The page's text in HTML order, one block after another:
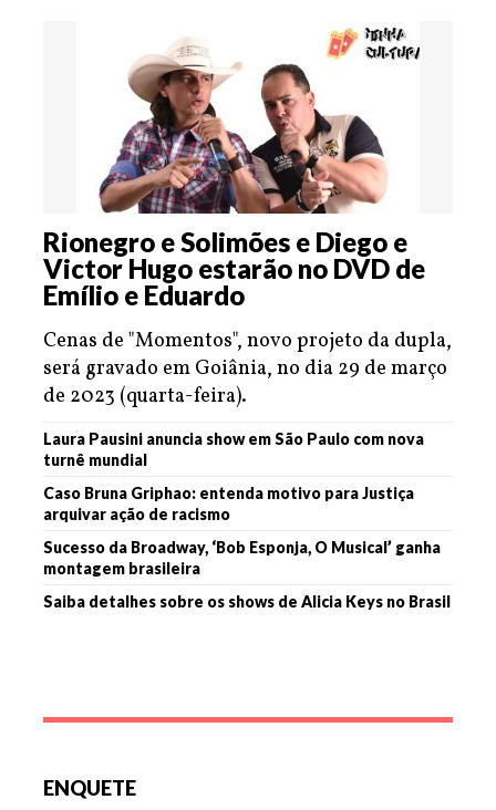
Rionegro e Solimões e Diego e
Victor Hugo estarão no DVD de
Emílio e Eduardo
Cenas de "Momentos", novo projeto da dupla,
será gravado em Goiânia, no dia 29 de março
de 2023 (quarta-feira).
Laura Pausini anuncia show em São Paulo com nova
turnê mundial
Caso Bruna Griphao: entenda motivo para Justiça
arquivar ação de racismo
Sucesso da Broadway, ‘Bob Esponja, O Musical’ ganha
montagem brasileira
Saiba detalhes sobre os shows de Alicia Keys no Brasil
ENQUETE